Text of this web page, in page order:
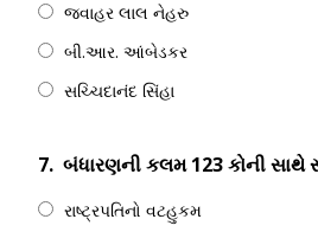
જવાહર લાલ નેહરુ
બી.આર. આંબેડકર
સચ્ચિદાનંદ સિંહા
7. બંધારણની કલમ 123 કોની સાથે
રાષ્ટ્રપતિનો વટહુકમ